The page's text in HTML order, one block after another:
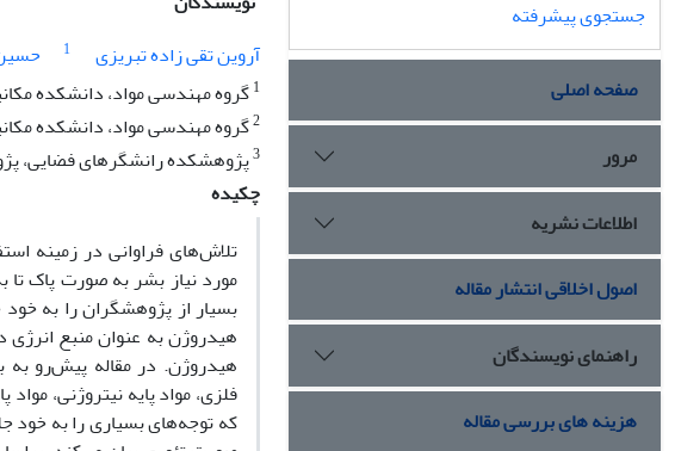
آروین تقی زاده تبریزی
1
1گروه مهندسی مواد، دانشکده
2گروه مهندسی مواد، دانشکده
3پژوهشکده رانشگرهای فضایی،
چکیده
تلاش‌های فراوانی در زمینه
مورد نیاز بشر به صورت پاک
بسیار از پژوهشگران را به
هیدروژن به عنوان منبع
هیدروژن. در مقاله پیش‌رو
فلزی، مواد پایه نیتروژنی،
که توجه‌های بسیاری را به خود
جستجوی پیشرفته
صفحه اصلی
مرور
اطلاعات نشریه
اصول اخلاقی انتشار مقاله
راهنمای نویسندگان
هزینه های بررسی مقاله